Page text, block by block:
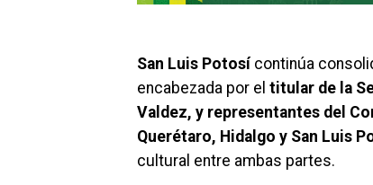
San Luis Potosí continúa
encabezada por el titular de la
Valdez, y representantes del
Querétaro, Hidalgo y San Luis
cultural entre ambas partes.